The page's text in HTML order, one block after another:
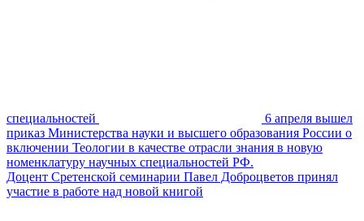
специальностей
6 апреля вышел
приказ Министерства науки и высшего образования России о
включении Теологии в качестве отрасли знания в новую
номенклатуру научных специальностей РФ.
Доцент Сретенской семинарии Павел Доброцветов принял
участие в работе над новой книгой